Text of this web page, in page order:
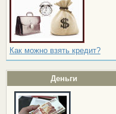
Как можно взять кредит?
Деньги